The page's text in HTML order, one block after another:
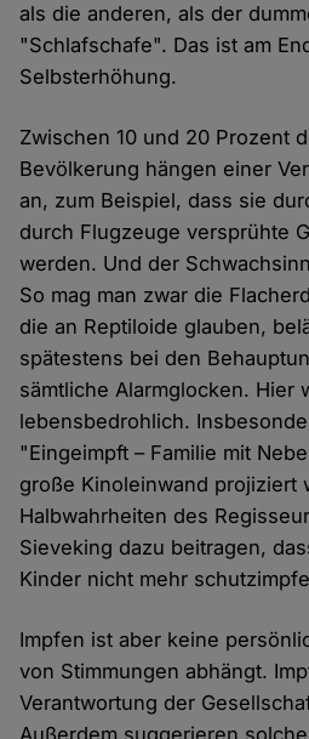
als die anderen, als der
"Schlafschafe". Das ist am
Selbsterhöhung.
Zwischen 10 und 20 Prozent
Bevölkerung hängen einer
an, zum Beispiel, dass sie
durch Flugzeuge versprühte
werden. Und der
So mag man zwar die
die an Reptiloide glauben,
spätestens bei den
sämtliche Alarmglocken. Hier
lebensbedrohlich.
"Eingeimpft – Familie mit
große Kinoleinwand projiziert
Halbwahrheiten des
Sieveking dazu beitragen,
Kinder nicht mehr
Impfen ist aber keine
von Stimmungen abhängt.
Verantwortung der